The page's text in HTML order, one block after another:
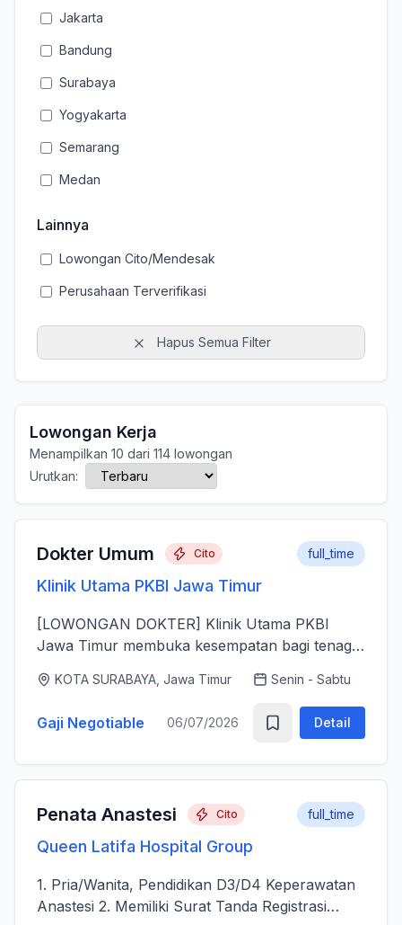
Jakarta
Bandung
Surabaya
Yogyakarta
Semarang
Medan
Lainnya
Lowongan Cito/Mendesak
Perusahaan Terverifikasi
Hapus Semua Filter
Lowongan Kerja
Menampilkan 10 dari 114 lowongan
Urutkan:
Dokter Umum Cito
Klinik Utama PKBI Jawa Timur
full_time
[LOWONGAN DOKTER] Klinik Utama PKBI
Jawa Timur membuka kesempatan bagi tenaga
memberikan layanan kesehatan bagi
masyarakat. Kami mencari dokter yang memiliki
k...
KOTA SURABAYA, Jawa Timur Senin - Sabtu
Gaji Negotiable 06/07/2026 Detail
Penata Anastesi Cito
Queen Latifa Hospital Group
full_time
1. Pria/Wanita, Pendidikan D3/D4 Keperawatan
Anastesi 2. Memiliki Surat Tanda Registrasi